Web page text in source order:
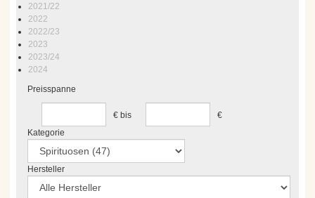
2021/22
2022
2022/23
2023
2023/24
2024
Preisspanne
€ bis
€
Kategorie
Hersteller